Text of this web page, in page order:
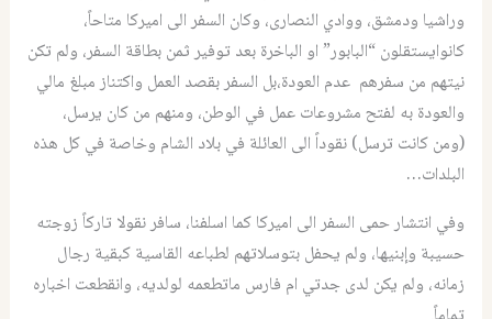
وراشيا ودمشق، ووادي النصارى، وكان السفر الى اميركا متاحاً،
كانوايستقلون “البابور” او الباخرة بعد توفير ثمن بطاقة السفر، ولم تكن
نيتهم من سفرهم عدم العودة،بل السفر بقصد العمل واكتناز مبلغ مالي
والعودة به لفتح مشروعات عمل في الوطن، ومنهم من كان يرسل،
(ومن كانت ترسل) نقوداً الى العائلة في بلاد الشام وخاصة في كل هذه
البلدات…
وفي انتشار حمى السفر الى اميركا كما اسلفنا، سافر نقولا تاركاً زوجته
حسيبة وإبنيها، ولم يحفل بتوسلاتهم لطباعه القاسية كبقية رجال
زمانه، ولم يكن لدى جدتي ام فارس ماتطعمه لولديه، وانقطعت اخباره